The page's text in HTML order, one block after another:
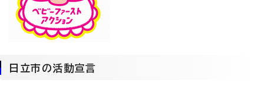
日立市の活動宣言